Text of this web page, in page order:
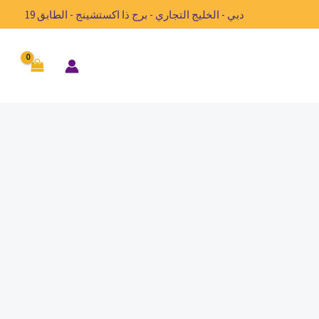
دبي - الخليج التجاري - برج ذا اكستشينج - الطابق 19